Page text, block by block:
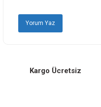
Bu ürüne benzer farklı
Yorum Yaz
Kargo Ücretsiz